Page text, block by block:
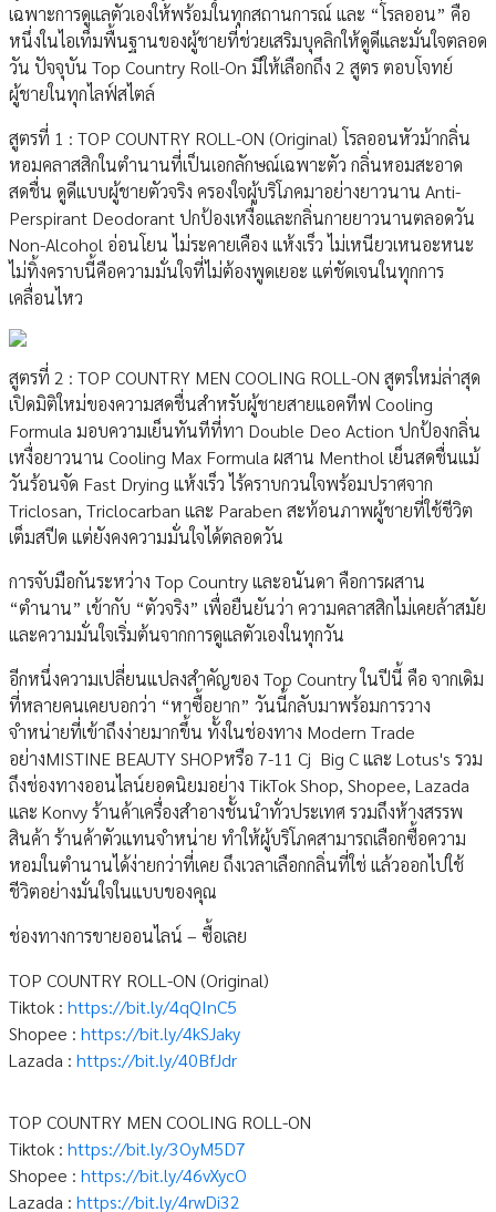
เฉพาะการดูแลตัวเองให้พร้อมในทุกสถานการณ์ และ “โรลออน” คือ
หนึ่งในไอเท็มพื้นฐานของผู้ชายที่ช่วยเสริมบุคลิกให้ดูดีและมั่นใจตลอด
วัน ปัจจุบัน Top Country Roll-On มีให้เลือกถึง 2 สูตร ตอบโจทย์
ผู้ชายในทุกไลฟ์สไตล์
สูตรที่ 1 : TOP COUNTRY ROLL-ON (Original) โรลออนหัวม้ากลิ่น
หอมคลาสสิกในตำนานที่เป็นเอกลักษณ์เฉพาะตัว กลิ่นหอมสะอาด
สดชื่น ดูดีแบบผู้ชายตัวจริง ครองใจผู้บริโภคมาอย่างยาวนาน Anti-
Perspirant Deodorant ปกป้องเหงื่อและกลิ่นกายยาวนานตลอดวัน
Non-Alcohol อ่อนโยน ไม่ระคายเคือง แห้งเร็ว ไม่เหนียวเหนอะหนะ
ไม่ทิ้งคราบนี้คือความมั่นใจที่ไม่ต้องพูดเยอะ แต่ชัดเจนในทุกการ
เคลื่อนไหว
สูตรที่ 2 : TOP COUNTRY MEN COOLING ROLL-ON สูตรใหม่ล่าสุด
เปิดมิติใหม่ของความสดชื่นสำหรับผู้ชายสายแอคทีฟ Cooling
Formula มอบความเย็นทันทีที่ทา Double Deo Action ปกป้องกลิ่น
เหงื่อยาวนาน Cooling Max Formula ผสาน Menthol เย็นสดชื่นแม้
วันร้อนจัด Fast Drying แห้งเร็ว ไร้คราบกวนใจพร้อมปราศจาก
Triclosan, Triclocarban และ Paraben สะท้อนภาพผู้ชายที่ใช้ชีวิต
เต็มสปีด แต่ยังคงความมั่นใจได้ตลอดวัน
การจับมือกันระหว่าง Top Country และอนันดา คือการผสาน
“ตำนาน” เข้ากับ “ตัวจริง” เพื่อยืนยันว่า ความคลาสสิกไม่เคยล้าสมัย
และความมั่นใจเริ่มต้นจากการดูแลตัวเองในทุกวัน
อีกหนึ่งความเปลี่ยนแปลงสำคัญของ Top Country ในปีนี้ คือ จากเดิม
ที่หลายคนเคยบอกว่า “หาซื้อยาก” วันนี้กลับมาพร้อมการวาง
จำหน่ายที่เข้าถึงง่ายมากขึ้น ทั้งในช่องทาง Modern Trade
อย่างMISTINE BEAUTY SHOPหรือ 7-11 Cj Big C และ Lotus's รวม
ถึงช่องทางออนไลน์ยอดนิยมอย่าง TikTok Shop, Shopee, Lazada
และ Konvy ร้านค้าเครื่องสำอางชั้นนำทั่วประเทศ รวมถึงห้างสรรพ
สินค้า ร้านค้าตัวแทนจำหน่าย ทำให้ผู้บริโภคสามารถเลือกซื้อความ
หอมในตำนานได้ง่ายกว่าที่เคย ถึงเวลาเลือกกลิ่นที่ใช่ แล้วออกไปใช้
ชีวิตอย่างมั่นใจในแบบของคุณ
ช่องทางการขายออนไลน์ – ซื้อเลย
TOP COUNTRY ROLL-ON (Original)
Tiktok : https://bit.ly/4qQInC5
Shopee : https://bit.ly/4kSJaky
Lazada : https://bit.ly/40BfJdr
TOP COUNTRY MEN COOLING ROLL-ON
Tiktok : https://bit.ly/3OyM5D7
Shopee : https://bit.ly/46vXycO
Lazada : https://bit.ly/4rwDi32